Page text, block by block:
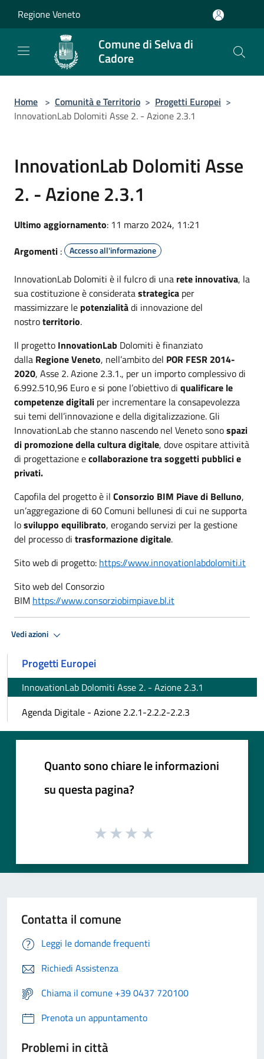
Regione Veneto
Comune di Selva di
Cadore
Home > Comunità e Territorio > Progetti Europei >
InnovationLab Dolomiti Asse 2. - Azione 2.3.1
InnovationLab Dolomiti Asse
2. - Azione 2.3.1
Ultimo aggiornamento: 11 marzo 2024, 11:21
Argomenti : Accesso all'informazione
InnovationLab Dolomiti è il fulcro di una rete innovativa, la
sua costituzione è consideratastrategica per
massimizzare le potenzialitàdi innovazione del
nostroterritorio.
Il progetto InnovationLab Dolomiti è finanziato
dalla Regione Veneto, nell’ambito del POR FESR 2014-
2020, Asse 2. Azione 2.3.1., per un importo complessivo di
6.992.510,96 Euro e si pone l’obiettivo di qualificare le
competenze digitali per incrementare la consapevolezza
sui temi dell’innovazione e della digitalizzazione. Gli
InnovationLab che stanno nascendo nel Veneto sonospazi
di promozione della cultura digitale, dove ospitare attività
di progettazione ecollaborazione tra soggetti pubblici e
privati.
Capofila del progetto è il Consorzio BIM Piave di Belluno,
un’aggregazione di 60 Comuni bellunesi di cui ne supporta
losviluppo equilibrato, erogando servizi per la gestione
del processo di trasformazione digitale.
Sito web di progetto: https://www.innovationlabdolomiti.it
Sito web del Consorzio
BIM https://www.consorziobimpiave.bl.it
Vedi azioni
Progetti Europei
InnovationLab Dolomiti Asse 2. - Azione 2.3.1
Agenda Digitale - Azione 2.2.1-2.2.2-2.2.3
Quanto sono chiare le informazioni
su questa pagina?
Contatta il comune
Leggi le domande frequenti
Richiedi Assistenza
Chiama il comune +39 0437 720100
Prenota un appuntamento
Problemi in città